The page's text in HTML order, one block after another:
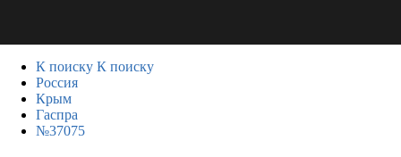
К поиску К поиску
Россия
Крым
Гаспра
№37075